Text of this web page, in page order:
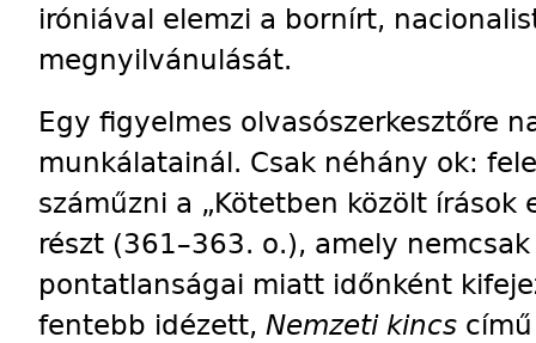
iróniával elemzi a bornírt,
megnyilvánulását.
Egy figyelmes olvasószerkesztőre
munkálatainál. Csak néhány ok:
száműzni a „Kötetben közölt írások
részt (361–363. o.), amely
pontatlanságai miatt időnként
fentebb idézett, Nemzeti kincs